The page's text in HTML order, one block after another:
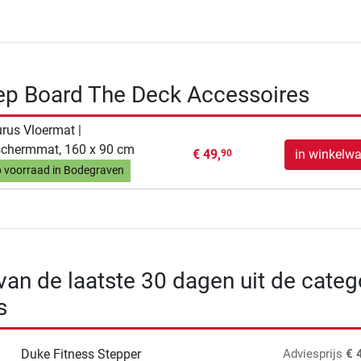
Board The Deck Accessoires
Vloermat |
160 x 90 cm
voorraad in Bodegraven
€ 49,90 in
de laatste 30 dagen uit de
Duke Fitness Stepper Adviesprijs €